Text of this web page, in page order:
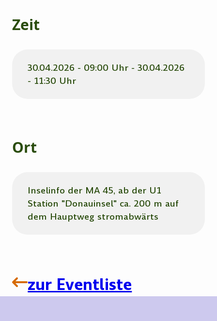
Zeit
30.04.2026 - 09:00 Uhr - 30.04.2026
- 11:30 Uhr
Ort
Inselinfo der MA 45, ab der U1
Station "Donauinsel" ca. 200 m auf
dem Hauptweg stromabwärts
zur Eventliste